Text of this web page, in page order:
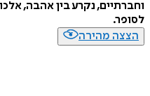
וחברתיים, נקרע בין אהבה,
לסופר.
הצצה מהירה